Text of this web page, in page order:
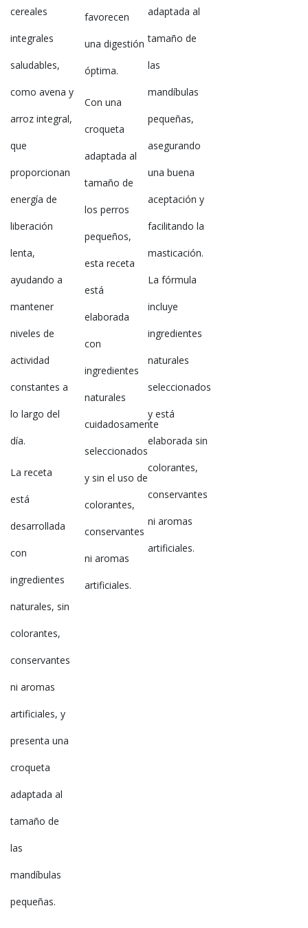
cereales
integrales
saludables,
como avena y
arroz integral,
que
proporcionan
energía de
liberación
lenta,
ayudando a
mantener
niveles de
actividad
constantes a
lo largo del
día.
La receta
está
desarrollada
con
ingredientes
naturales, sin
colorantes,
conservantes
ni aromas
artificiales, y
presenta una
croqueta
adaptada al
tamaño de
las
mandíbulas
pequeñas.
favorecen
una digestión
óptima.
Con una
croqueta
adaptada al
tamaño de
los perros
pequeños,
esta receta
está
elaborada
con
ingredientes
naturales
cuidadosamente
seleccionados
y sin el uso de
colorantes,
conservantes
ni aromas
artificiales.
adaptada al
tamaño de
las
mandíbulas
pequeñas,
asegurando
una buena
aceptación y
facilitando la
masticación.
La fórmula
incluye
ingredientes
naturales
seleccionados
y está
elaborada sin
colorantes,
conservantes
ni aromas
artificiales.